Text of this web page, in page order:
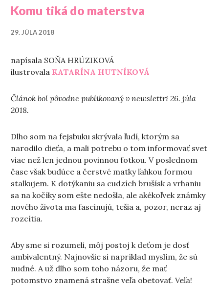
Komu tiká do materstva
29. JÚLA 2018
napísala SOŇA HRÚZIKOVÁ
ilustrovala KATARÍNA HUTNÍKOVÁ
Článok bol pôvodne publikovaný v newslettri 26. júla
2018.
Dlho som na fejsbuku skrývala ľudí, ktorým sa
narodilo dieťa, a mali potrebu o tom informovať svet
viac než len jednou povinnou fotkou. V poslednom
čase však budúce a čerstvé matky ľahkou formou
stalkujem. K dotýkaniu sa cudzích brušísk a vrhaniu
sa na kočíky som ešte nedošla, ale akékoľvek známky
nového života ma fascinujú, tešia a, pozor, neraz aj
rozcítia.
Aby sme si rozumeli, môj postoj k deťom je dosť
ambivalentný. Najnovšie si napríklad myslím, že sú
nudné. A už dlho som toho názoru, že mať
potomstvo znamená strašne veľa obetovať. Veľa!